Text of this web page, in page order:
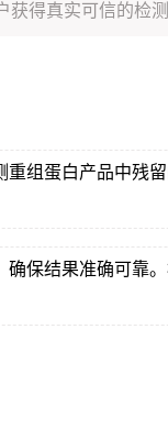
得真实可信的检测
组蛋白产品中残
保结果准确可靠